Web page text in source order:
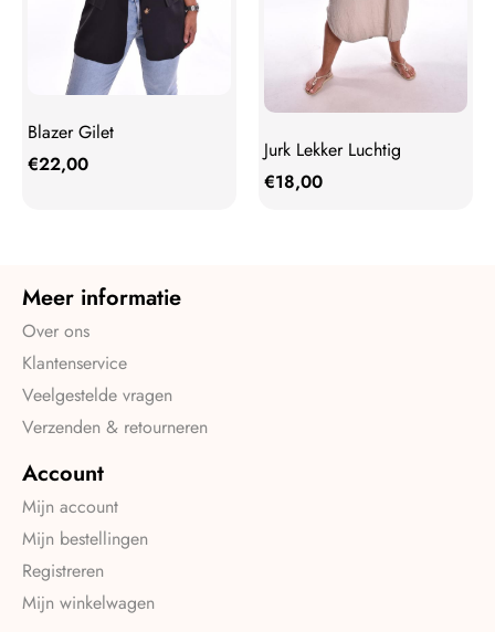
Blazer Gilet
€22,00
Jurk Lekker Luchtig
€18,00
Meer informatie
Over ons
Klantenservice
Veelgestelde vragen
Verzenden & retourneren
Account
Mijn account
Mijn bestellingen
Registreren
Mijn winkelwagen